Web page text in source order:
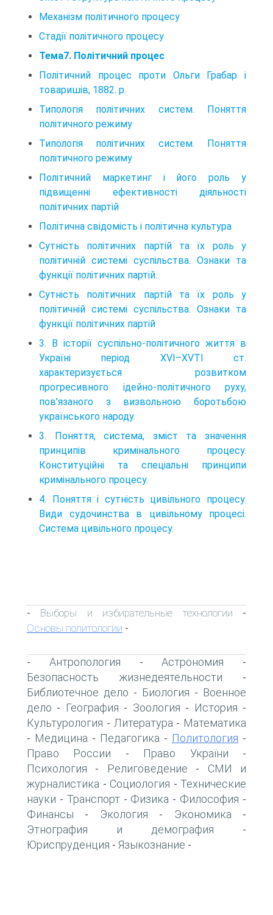
Механізм політичного процесу
Стадії політичного процесу
Тема7. Політичний процес
Політичний процес проти Ольги Грабар і
товаришів, 1882. p.
Типологія політичних систем. Поняття
політичного режиму
Типологія політичних систем. Поняття
політичного режиму
Політичний маркетинг і його роль у
підвищенні ефективності діяльності
політичних партій
Політична свідомість і політична культура
Сутність політичних партій та їх роль у
політичній системі суспільства. Ознаки та
функції політичних партій.
Сутність політичних партій та їх роль у
політичній системі суспільства. Ознаки та
функції політичних партій
3. В історії суспільно-політичного життя в
Україні період XVI–XVTI ст.
характеризується розвитком
прогресивного ідейно-політичного руху,
пов'язаного з визвольною боротьбою
українського народу.
3. Поняття, система, зміст та значення
принципів кримінального процесу.
Конституційні та спеціальні принципи
кримінального процесу.
4. Поняття і сутність цивільного процесу.
Види судочинства в цивільному процесі.
Система цивільного процесу.
- Выборы и избирательные технологии -
Основы политологии -
- Антропология -Астрономия -
Безопасность жизнедеятельности -
Библиотечное дело - Биология - Военное
дело - География - Зоология - История -
Культурология - Литература - Математика
- Медицина - Педагогика - Политология -
Право России - Право України -
Психология - Религоведение - СМИ и
журналистика - Социология - Технические
науки - Транспорт- Физика - Философия -
Финансы - Экология - Экономика -
Этнография и демография -
Юриспруденция - Языкознание -